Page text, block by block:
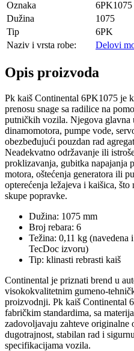
Oznaka
6PK1075
Dužina
1075
Tip
6PK
Naziv i vrsta robe:
Delovi
Opis proizvoda
Pk kaiš Continental 6PK1075 je
prenosu snage sa radilice na
putničkih vozila. Njegova glavna
dinamomotora, pumpe vode,
obezbeđujući pouzdan rad
Neadekvatno održavanje ili
proklizavanja, gubitka napajanja
motora, oštećenja generatora ili
opterećenja ležajeva i kaišica,
skupe popravke.
Dužina: 1075 mm
Broj rebara: 6
Težina: 0,11 kg (navedena
TecDoc izvoru)
Tip: klinasti rebrasti kaiš
Continental je priznati brend u
visokokvalitetnim gumeno-
proizvodnji. Pk kaiš Continental
fabričkim standardima, sa
zadovoljavaju zahteve originalne
dugotrajnost, stabilan rad i
specifikacijama vozila.